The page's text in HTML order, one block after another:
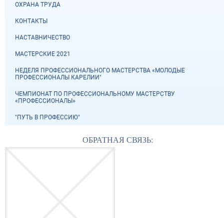
ОХРАНА ТРУДА
КОНТАКТЫ
НАСТАВНИЧЕСТВО
МАСТЕРСКИЕ 2021
НЕДЕЛЯ ПРОФЕССИОНАЛЬНОГО МАСТЕРСТВА «МОЛОДЫЕ
ПРОФЕССИОНАЛЫ КАРЕЛИИ"
ЧЕМПИОНАТ ПО ПРОФЕССИОНАЛЬНОМУ МАСТЕРСТВУ
«ПРОФЕССИОНАЛЫ»
"ПУТЬ В ПРОФЕССИЮ"
ОБРАТНАЯ СВЯЗЬ: